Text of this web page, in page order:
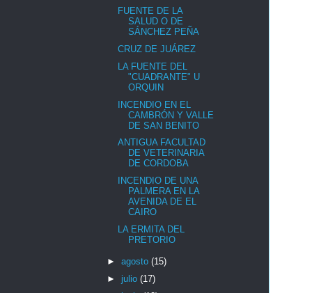
FUENTE DE LA
SALUD O DE
SÁNCHEZ PEÑA
CRUZ DE JUÁREZ
LA FUENTE DEL
"CUADRANTE" U
ORQUIN
INCENDIO EN EL
CAMBRÓN Y VALLE
DE SAN BENITO
ANTIGUA FACULTAD
DE VETERINARIA
DE CORDOBA
INCENDIO DE UNA
PALMERA EN LA
AVENIDA DE EL
CAIRO
LA ERMITA DEL
PRETORIO
► agosto (15)
► julio (17)